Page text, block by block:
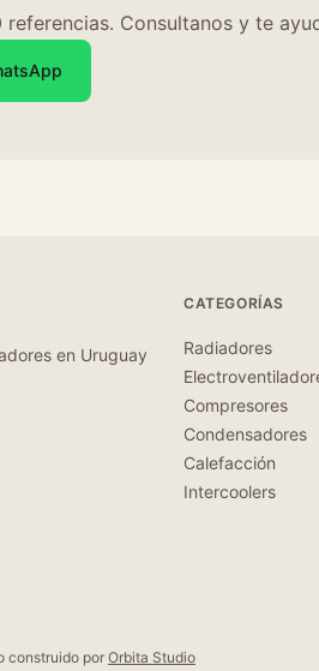
referencias. Consultanos y te
en Uruguay
CATEGORÍAS
Radiadores
Compresores
Condensadores
Calefacción
Intercoolers
construido por Orbita Studio